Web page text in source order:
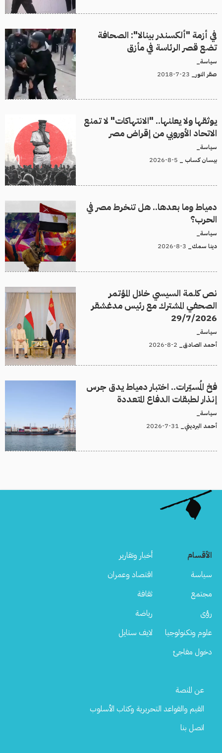
في أزمة "ألكسندر بينالا": الصحافة
تضع قصر الرئاسة في مأزق
سياسة_
صقر النور_
يوثقها ولا يعلنها.. "الانتهاكات" لا تمنع
الاتحاد الأوروبي من إقراض مصر
سياسة_
بيسان كساب _
دمياط وما بعدها.. هل تنخرط مصر في
الحرب؟
سياسة_
دينا سمك_
نص كلمة السيسي خلال المؤتمر
الصحفي المشترك مع رئيس مدغشقر
29/7/2026
سياسة_
أحمد الصادق_
فخ المُسيّرات.. اختبار دمياط يدق جرس
إنذار لطبقات الدفاع المتعددة
سياسة_
أحمد البرديني_
الأقسام
أخبار وتقارير
سياسة
اقتصاد وعمران
مجتمع
ثقافة
رؤى
رياضة
علوم وتكنولوجيا
لايف ستايل
دخول مفاجئ
Footer
عن المنصة
القيم والقواعد التحريرية وكتاب الأسلوب
اتصل بنا